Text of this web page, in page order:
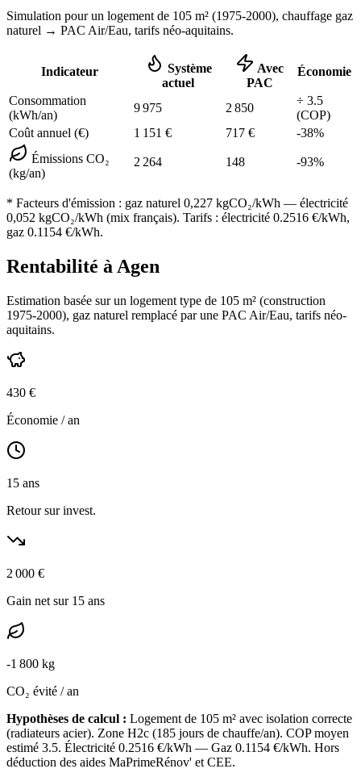
Simulation pour un logement de 105 m² (1975-2000), chauffage gaz
naturel → PAC Air/Eau, tarifs néo-aquitains.
Indicateur
Système
actuel
Avec
PAC
Économie
Consommation
(kWh/an)
9 975 2 850
÷ 3.5
(COP)
Coût annuel (€)
1 151 € 717 € -38%
Émissions CO₂
(kg/an)
2 264 148 -93%
* Facteurs d'émission : gaz naturel 0,227 kgCO₂/kWh — électricité
0,052 kgCO₂/kWh (mix français). Tarifs : électricité 0.2516 €/kWh,
gaz 0.1154 €/kWh.
Rentabilité àAgen
Estimation basée sur un logement type de 105 m² (construction
1975-2000), gaz naturel remplacé par une PAC Air/Eau, tarifs néo-
aquitains.
430 €
Économie / an
15 ans
Retour sur invest.
2 000 €
Gain net sur 15 ans
-1 800 kg
CO₂ évité / an
Hypothèses de calcul : Logement de 105 m² avec isolation correcte
(radiateurs acier). Zone H2c (185 jours de chauffe/an). COP moyen
estimé 3.5. Électricité 0.2516 €/kWh — Gaz 0.1154 €/kWh. Hors
déduction des aides MaPrimeRénov' et CEE.